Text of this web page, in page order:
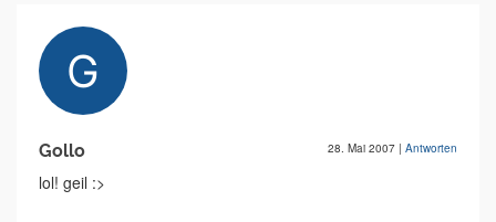
Gollo 28. Mai 2007 | Antworten
lol! geil :>